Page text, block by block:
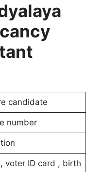
candidate
number
voter ID card , birth